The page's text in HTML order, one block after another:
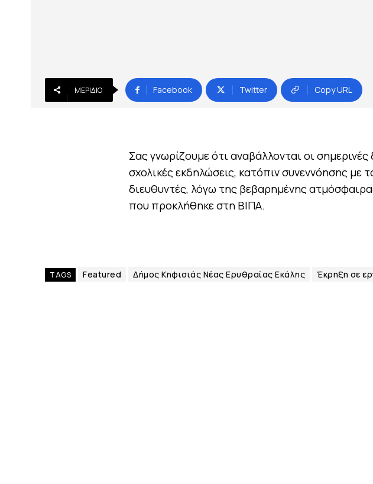
ΜΕΡΊΔΙΟ Facebook Twitter Copy URL
Σας γνωρίζουμε ότι αναβάλλονται οι σημερινές
σχολικές εκδηλώσεις, κατόπιν συνεννόησης με
διευθυντές, λόγω της βεβαρημένης
που προκλήθηκε στη ΒΙΠΑ.
TAGS Featured Δήμος Κηφισιάς Νέας Ερυθραίας Εκάλης Έκρηξη σε